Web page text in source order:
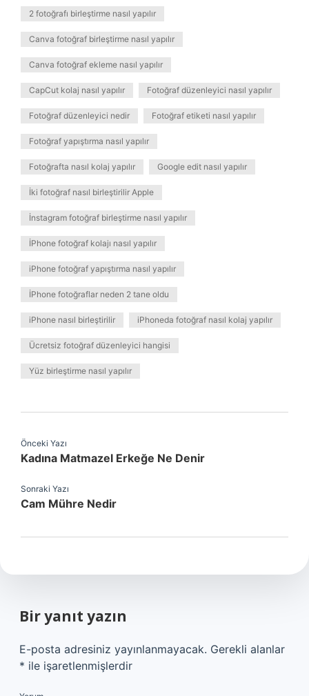
2 fotoğrafı birleştirme nasıl yapılır
Canva fotoğraf birleştirme nasıl yapılır
Canva fotoğraf ekleme nasıl yapılır
CapCut kolaj nasıl yapılır Fotoğraf düzenleyici nasıl yapılır
Fotoğraf düzenleyici nedir Fotoğraf etiketi nasıl yapılır
Fotoğraf yapıştırma nasıl yapılır
Fotoğrafta nasıl kolaj yapılır Google edit nasıl yapılır
İki fotoğraf nasıl birleştirilir Apple
İnstagram fotoğraf birleştirme nasıl yapılır
İPhone fotoğraf kolajı nasıl yapılır
iPhone fotoğraf yapıştırma nasıl yapılır
İPhone fotoğraflar neden 2 tane oldu
iPhone nasıl birleştirilir iPhoneda fotoğraf nasıl kolaj yapılır
Ücretsiz fotoğraf düzenleyici hangisi
Yüz birleştirme nasıl yapılır
Önceki Yazı
Kadına Matmazel Erkeğe Ne Denir
Sonraki Yazı
Cam Mühre Nedir
Bir yanıt yazın
E-posta adresiniz yayınlanmayacak. Gerekli alanlar
* ile işaretlenmişlerdir